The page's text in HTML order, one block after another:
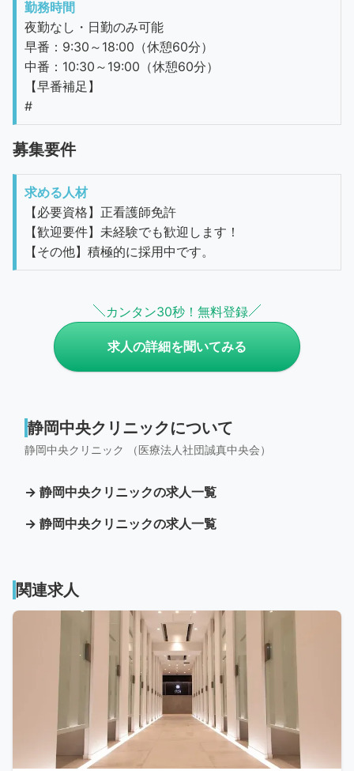
勤務時間
夜勤なし・日勤のみ可能
早番：9:30～18:00（休憩60分）
中番：10:30～19:00（休憩60分）
【早番補足】
#
募集要件
求める人材
【必要資格】正看護師免許
【歓迎要件】未経験でも歓迎します！
【その他】積極的に採用中です。
カンタン30秒！無料登録
求人の詳細を聞いてみる
静岡中央クリニックについて
静岡中央クリニック （医療法人社団誠真中央会）
→ 静岡中央クリニックの求人一覧
→ 静岡中央クリニックの求人一覧
関連求人